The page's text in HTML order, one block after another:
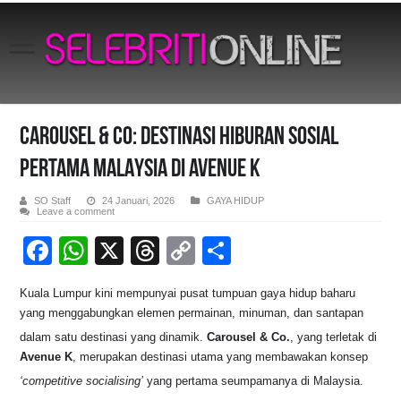
CAROUSEL & CO: DESTINASI HIBURAN SOSIAL
PERTAMA MALAYSIA DI AVENUE K
SO Staff 24 Januari, 2026
GAYA HIDUP
Leave a comment
F
c
e
b
o
W
at
s
A
p
X
T
e
a
d
s
C
p
y
Li
n
ar
e
Kuala Lumpur kini mempunyai pusat tumpuan gaya hidup baharu
yang menggabungkan elemen permainan, minuman, dan santapan
dalam satu destinasi yang dinamik.Carousel & Co., yang terletak di
Avenue K, merupakan destinasi utama yang membawakan konsep
‘competitive socialising’ yang pertama seumpamanya di Malaysia.